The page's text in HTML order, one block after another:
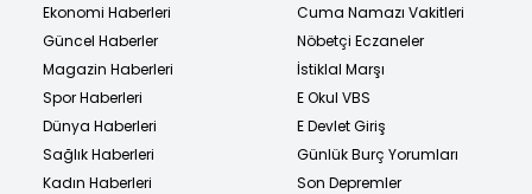
Ekonomi Haberleri
Güncel Haberler
Magazin Haberleri
Spor Haberleri
Dünya Haberleri
Sağlık Haberleri
Kadın Haberleri
Cuma Namazı Vakitleri
Nöbetçi Eczaneler
İstiklal Marşı
E Okul VBS
E Devlet Giriş
Günlük Burç Yorumları
Son Depremler